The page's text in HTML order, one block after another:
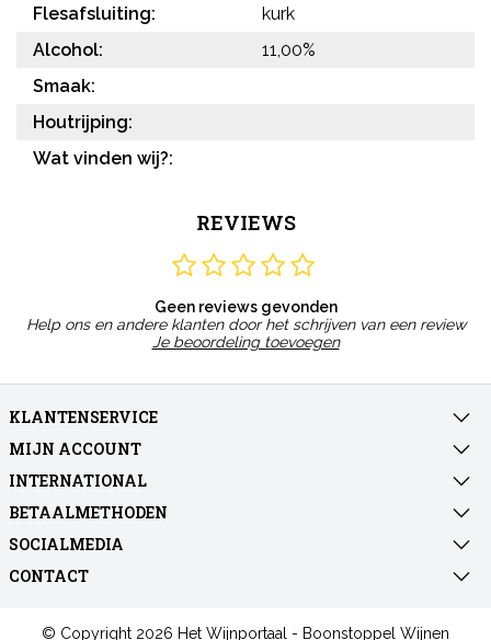
Flesafsluiting:
kurk
Alcohol:
11,00%
Smaak:
Houtrijping:
Wat vinden wij?:
REVIEWS
Geen reviews gevonden
Help ons en andere klanten door het schrijven van een review
Je beoordeling toevoegen
KLANTENSERVICE
MIJN ACCOUNT
INTERNATIONAL
BETAALMETHODEN
SOCIALMEDIA
CONTACT
© Copyright 2026 Het Wijnportaal - Boonstoppel Wijnen